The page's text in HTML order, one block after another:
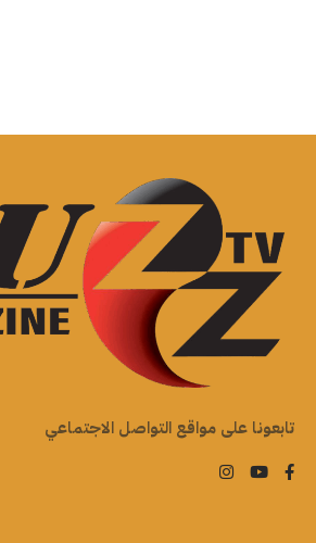
تابعونا على مواقع التواصل الاجتماعي